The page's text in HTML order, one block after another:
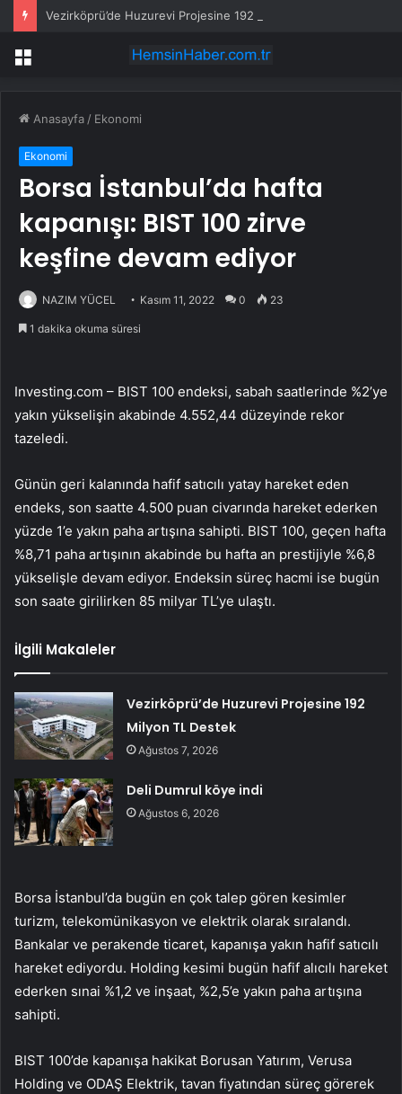
Vezirköprü’de Huzurevi Projesine 192 Milyon TL Destek
Menü
Anasayfa / Ekonomi
Ekonomi
Borsa İstanbul’da hafta
kapanışı: BIST 100 zirve
keşfine devam ediyor
NAZIM YÜCEL Kasım 11, 2022 0 23
1 dakika okuma süresi
Investing.com – BIST 100 endeksi, sabah saatlerinde %2’ye
yakın yükselişin akabinde 4.552,44 düzeyinde rekor
tazeledi.
Günün geri kalanında hafif satıcılı yatay hareket eden
endeks, son saatte 4.500 puan civarında hareket ederken
yüzde 1’e yakın paha artışına sahipti. BIST 100, geçen hafta
%8,71 paha artışının akabinde bu hafta an prestijiyle %6,8
yükselişle devam ediyor. Endeksin süreç hacmi ise bugün
son saate girilirken 85 milyar TL’ye ulaştı.
İlgili Makaleler
Vezirköprü’de Huzurevi Projesine 192
Milyon TL Destek
Ağustos 7, 2026
Deli Dumrul köye indi
Ağustos 6, 2026
Borsa İstanbul’da bugün en çok talep gören kesimler
turizm, telekomünikasyon ve elektrik olarak sıralandı.
Bankalar ve perakende ticaret, kapanışa yakın hafif satıcılı
hareket ediyordu. Holding kesimi bugün hafif alıcılı hareket
ederken sınai %1,2 ve inşaat, %2,5’e yakın paha artışına
sahipti.
BIST 100’de kapanışa hakikat Borusan Yatırım, Verusa
Holding ve ODAŞ Elektrik, tavan fiyatından süreç görerek